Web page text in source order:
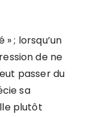
; lorsqu’un
de ne
passer du
sa
plutôt